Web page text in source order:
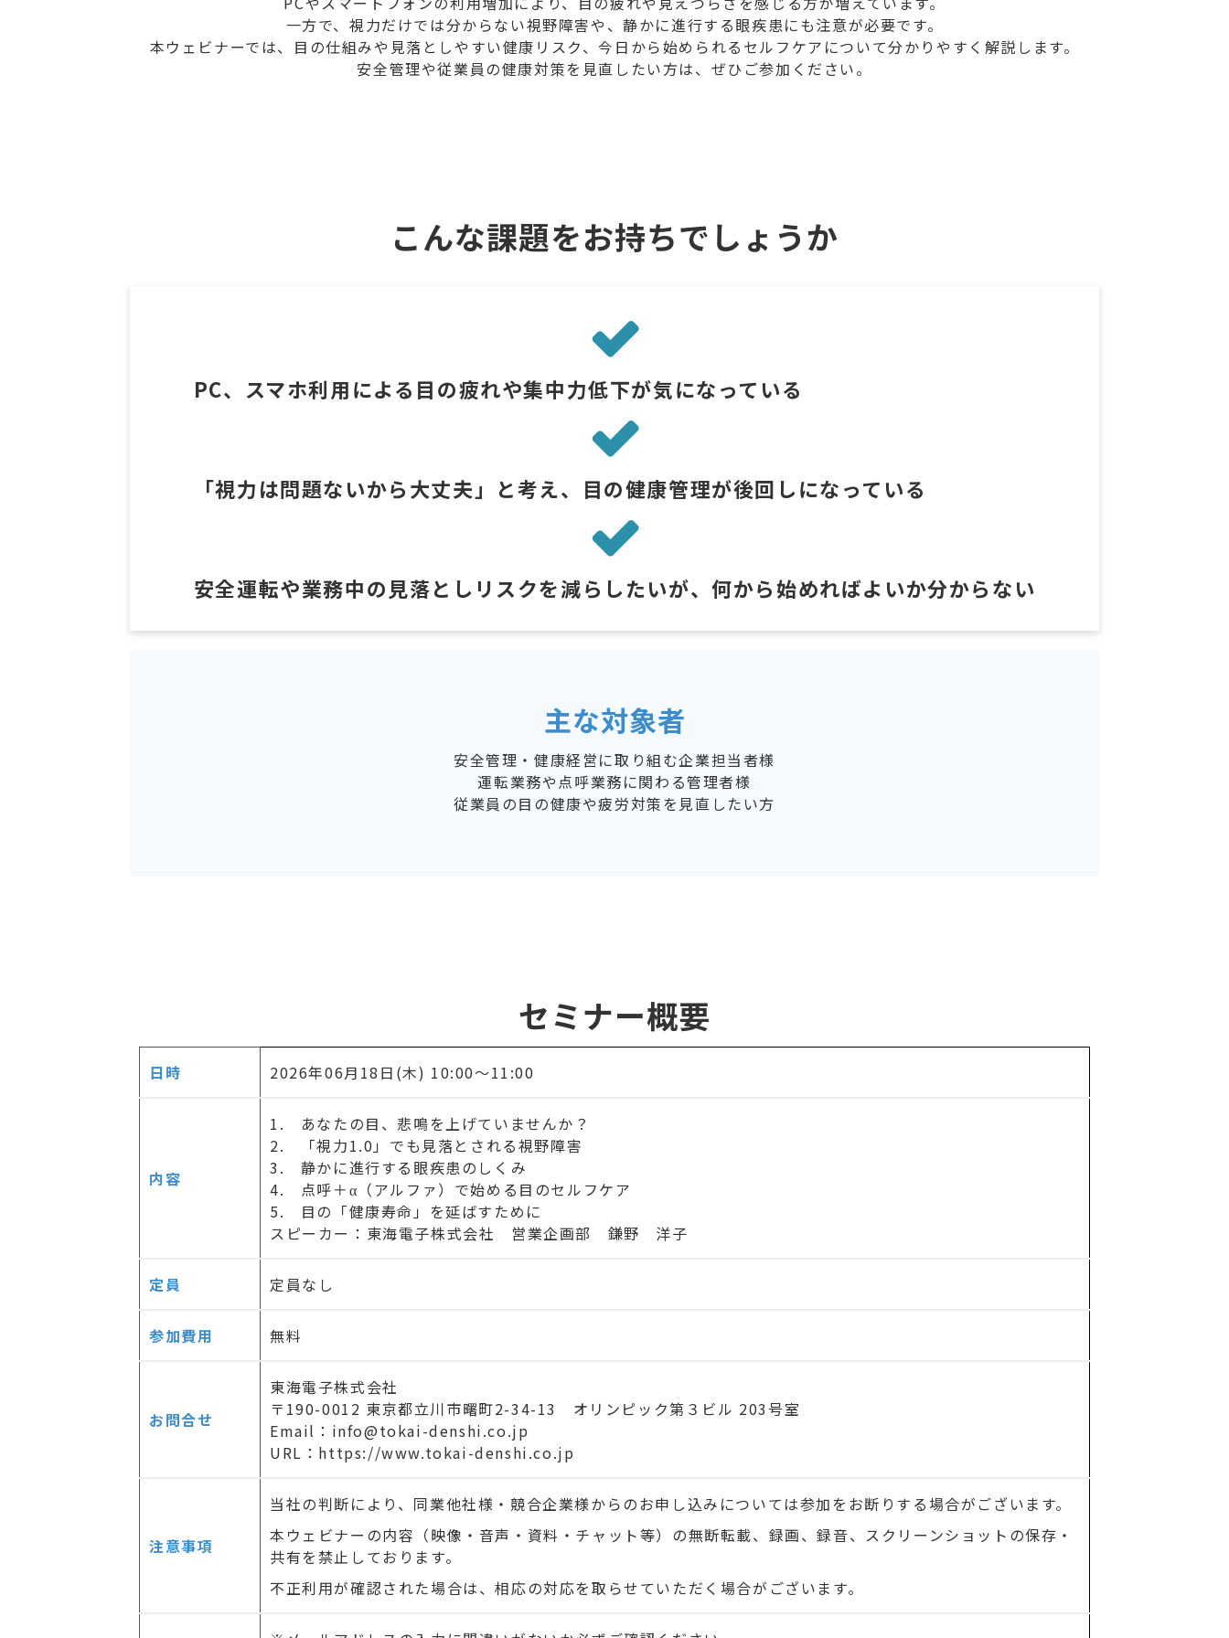
一方で、視力だけでは分からない視野障害や、静かに進行する眼疾患にも注意が必要です。
本ウェビナーでは、目の仕組みや見落としやすい健康リスク、今日から始められるセルフケアについて分かりやすく解説します。
安全管理や従業員の健康対策を見直したい方は、ぜひご参加ください。
こんな課題をお持ちでしょうか
PC、スマホ利用による目の疲れや集中力低下が気になっている
「視力は問題ないから大丈夫」と考え、目の健康管理が後回しになっている
安全運転や業務中の見落としリスクを減らしたいが、何から始めればよいか分からない
主な対象者
安全管理・健康経営に取り組む企業担当者様
運転業務や点呼業務に関わる管理者様
従業員の目の健康や疲労対策を見直したい方
セミナー概要
日時 2026年06月18日(木) 10:00〜11:00
内容
1. あなたの目、悲鳴を上げていませんか？
2. 「視力1.0」でも見落とされる視野障害
3. 静かに進行する眼疾患のしくみ
4. 点呼＋α（アルファ）で始める目のセルフケア
5. 目の「健康寿命」を延ばすために
スピーカー：東海電子株式会社 営業企画部 鎌野 洋子
定員 定員なし
参加費用 無料
お問合せ
東海電子株式会社
〒190-0012 東京都立川市曙町2-34-13 オリンピック第３ビル 203号室
Email：info@tokai-denshi.co.jp
URL：https://www.tokai-denshi.co.jp
注意事項
当社の判断により、同業他社様・競合企業様からのお申し込みについては参加をお断りする場合がございます。
本ウェビナーの内容（映像・音声・資料・チャット等）の無断転載、録画、録音、スクリーンショットの保存・
共有を禁止しております。
不正利用が確認された場合は、相応の対応を取らせていただく場合がございます。